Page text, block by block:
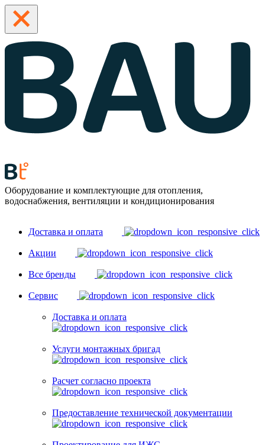
Оборудование и комплектующие для отопления,
водоснабжения, вентиляции и кондиционирования
Доставка и оплата
Акции
Все бренды
Сервис
Доставка и оплата
Услуги монтажных бригад
Расчет согласно проекта
Предоставление технической документации